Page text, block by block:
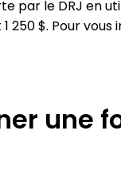
par le DRJ en
$. Pour vous
une